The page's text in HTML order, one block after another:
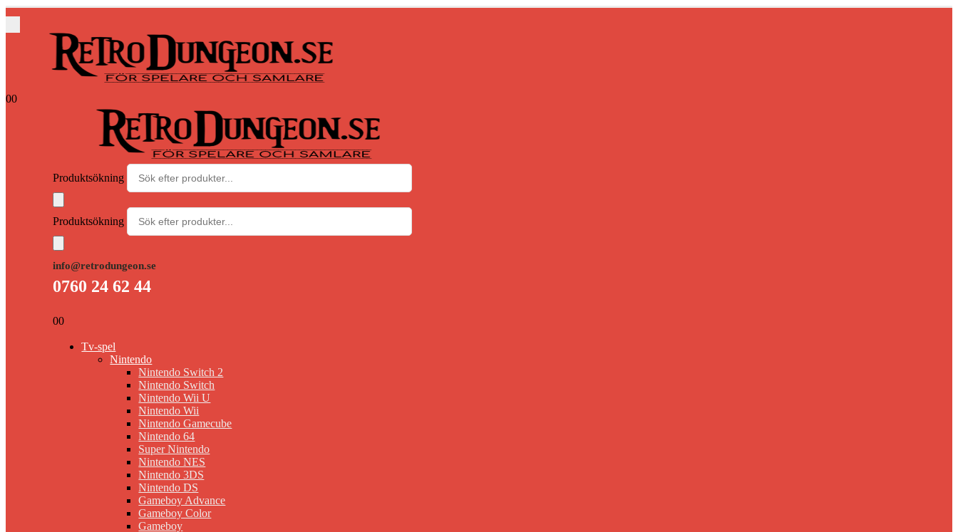
00
Produktsökning
Produktsökning
info@retrodungeon.se
0760 24 62 44
00
Tv-spel
Nintendo
Nintendo Switch 2
Nintendo Switch
Nintendo Wii U
Nintendo Wii
Nintendo Gamecube
Nintendo 64
Super Nintendo
Nintendo NES
Nintendo 3DS
Nintendo DS
Gameboy Advance
Gameboy Color
Gameboy